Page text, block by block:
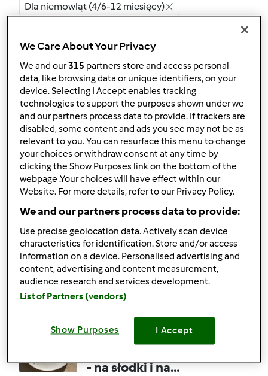
Dla niemowląt (4/6-12 miesięcy)
4.0(1)
Lekka zupa
ziemniaczano-
szpinakowa
(rozszerzanie diety /
BLW )
przezGość
1 0 Łatwy 5 45min
Bananowe Pancakes'y -
bezglutenowe,
bezcukrowe ... Pyszne :)
przezKaskasto
4 4 Łatwy
(1)
Wegańskie gofry z tofu
- na słodki i na
We Care About Your Privacy
We and our315 partners store and access personal
data, like browsing data or unique identifiers, on your
device. Selecting I Accept enables tracking
technologies to support the purposes shown under we
and our partners process data to provide. If trackers are
disabled, some content and ads you see may not be as
relevant to you. You can resurface this menu to change
your choices or withdraw consent at any time by
clicking the Show Purposes link on the bottom of the
webpage .Your choices will have effect within our
Website. For more details, refer to our Privacy Policy.
We and our partners process data to provide:
Use precise geolocation data. Actively scan device
characteristics for identification. Store and/or access
information on a device. Personalised advertising and
content, advertising and content measurement,
audience research and services development.
List of Partners (vendors)
Show Purposes I Accept